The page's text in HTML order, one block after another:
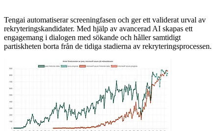
Tengai automatiserar screeningfasen och ger ett validerat urval av
rekryteringskandidater. Med hjälp av avancerad AI skapas ett
engagemang i dialogen med sökande och håller samtidigt
partiskheten borta från de tidiga stadierna av rekryteringsprocessen.